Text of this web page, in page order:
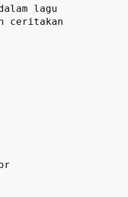
lagu
ceritakan